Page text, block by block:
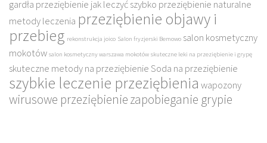
gardła przeziębienie jak leczyć szybko przeziębienie naturalne
metody leczenia przeziębienie objawy i
przebieg rekonstrukcja joico Salon fryzjerski Bemowo salon kosmetyczny
mokotów salon kosmetyczny warszawa mokotów skuteczne leki na przeziębienie i grypę
skuteczne metody na przeziębienieSoda na przeziębienie
szybkie leczenie przeziębienia wapozony
wirusowe przeziębieniezapobieganie grypie